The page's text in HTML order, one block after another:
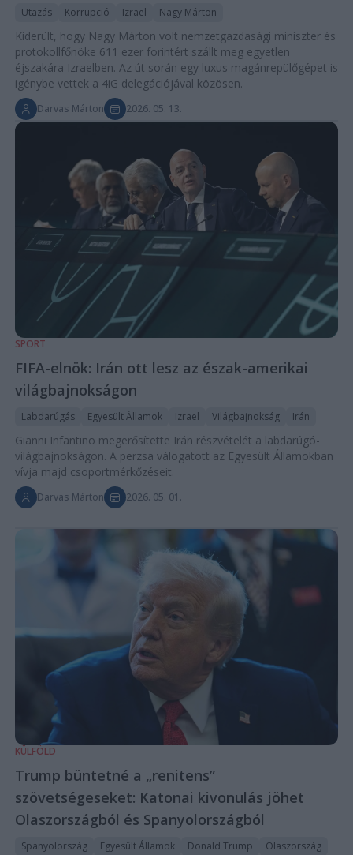
Utazás Korrupció Izrael Nagy Márton
Kiderült, hogy Nagy Márton volt nemzetgazdasági miniszter és
protokollfőnöke 611 ezer forintért szállt meg egyetlen
éjszakára Izraelben. Az út során egy luxus magánrepülőgépet is
igénybe vettek a 4iG delegációjával közösen.
Darvas Márton 2026. 05. 13.
SPORT
FIFA-elnök: Irán ott lesz az észak-amerikai
világbajnokságon
Labdarúgás Egyesült Államok Izrael Világbajnokság Irán
Gianni Infantino megerősítette Irán részvételét a labdarúgó-
világbajnokságon. A perzsa válogatott az Egyesült Államokban
vívja majd csoportmérkőzéseit.
Darvas Márton 2026. 05. 01.
KÜLFÖLD
Trump büntetné a „renitens”
szövetségeseket: Katonai kivonulás jöhet
Olaszországból és Spanyolországból
Spanyolország Egyesült Államok Donald Trump Olaszország